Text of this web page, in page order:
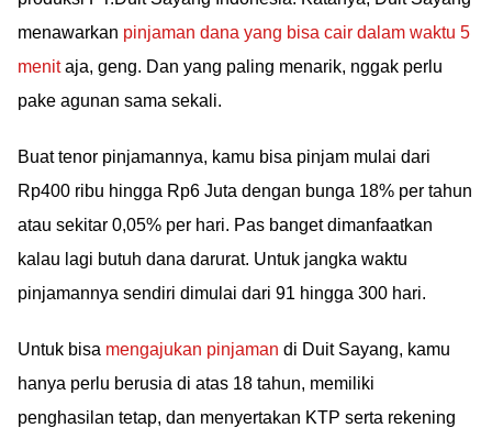
menawarkan pinjaman dana yang bisa cair dalam waktu 5
menitaja, geng. Dan yang paling menarik, nggak perlu
pake agunan sama sekali.
Buat tenor pinjamannya, kamu bisa pinjam mulai dari
Rp400 ribu hingga Rp6 Juta dengan bunga 18% per tahun
atau sekitar 0,05% per hari. Pas banget dimanfaatkan
kalau lagi butuh dana darurat. Untuk jangka waktu
pinjamannya sendiri dimulai dari 91 hingga 300 hari.
Untuk bisa mengajukan pinjaman di Duit Sayang, kamu
hanya perlu berusia di atas 18 tahun, memiliki
penghasilan tetap, dan menyertakan KTP serta rekening